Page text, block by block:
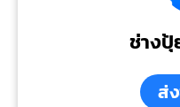
ช่างปุ้
ส่